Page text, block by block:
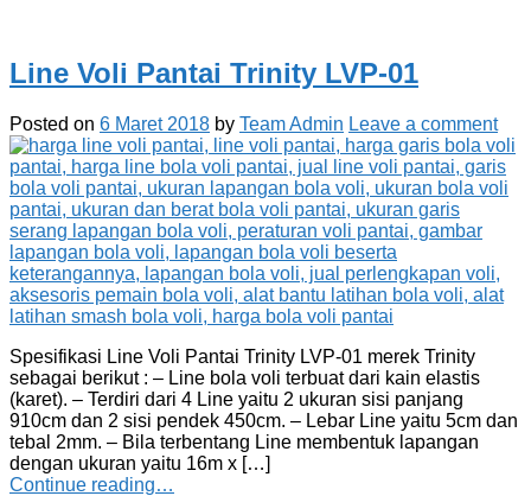
Line Voli Pantai Trinity LVP-01
Posted on 6 Maret 2018 by Team Admin Leave a comment
Spesifikasi Line Voli Pantai Trinity LVP-01 merek Trinity
sebagai berikut : – Line bola voli terbuat dari kain elastis
(karet). – Terdiri dari 4 Line yaitu 2 ukuran sisi panjang
910cm dan 2 sisi pendek 450cm. – Lebar Line yaitu 5cm dan
tebal 2mm. – Bila terbentang Line membentuk lapangan
dengan ukuran yaitu 16m x […]
Continue reading…